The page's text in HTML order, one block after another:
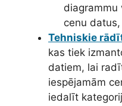
diagrammu
cenu
Tehniskie
kas tiek
datiem, lai
iespējamām
iedalīt